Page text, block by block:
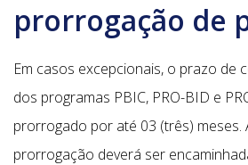
prorrogação de
Em casos excepcionais, o prazo de
dos programas PBIC, PRO-BID e
prorrogado por até 03 (três) meses.
prorrogação deverá ser